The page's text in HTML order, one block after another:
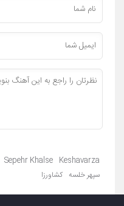
Keshavarza
Sepehr Khalse
سپهر خلسه کشاورزا